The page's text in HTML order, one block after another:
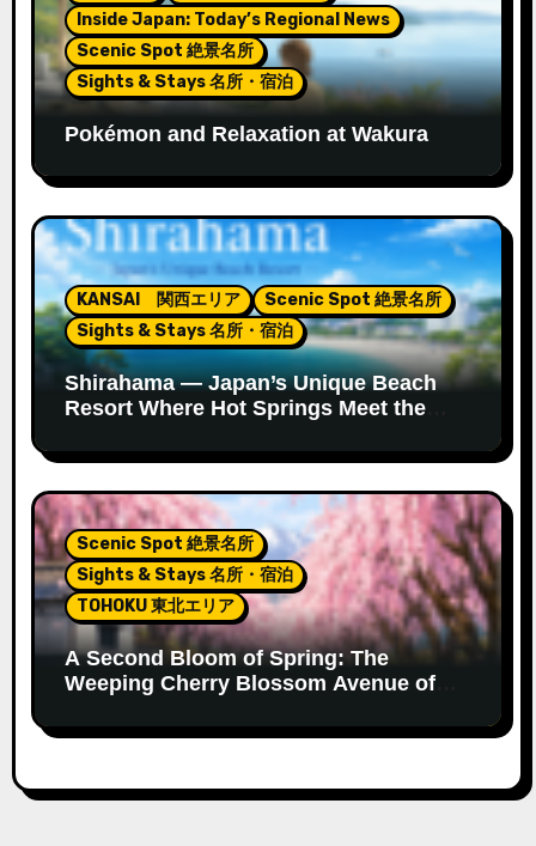
Inside Japan: Today’s Regional News
Scenic Spot 絶景名所
Sights & Stays 名所・宿泊
Pokémon and Relaxation at Wakura
KANSAI 関西エリア
Scenic Spot 絶景名所
Sights & Stays 名所・宿泊
Shirahama — Japan’s Unique Beach
Resort Where Hot Springs Meet the
Scenic Spot 絶景名所
Sights & Stays 名所・宿泊
TOHOKU 東北エリア
A Second Bloom of Spring: The
Weeping Cherry Blossom Avenue of